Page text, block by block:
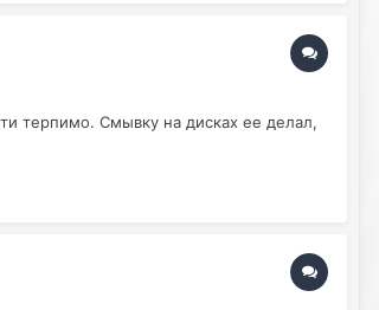
терпимо. Смывку на дисках ее делал,